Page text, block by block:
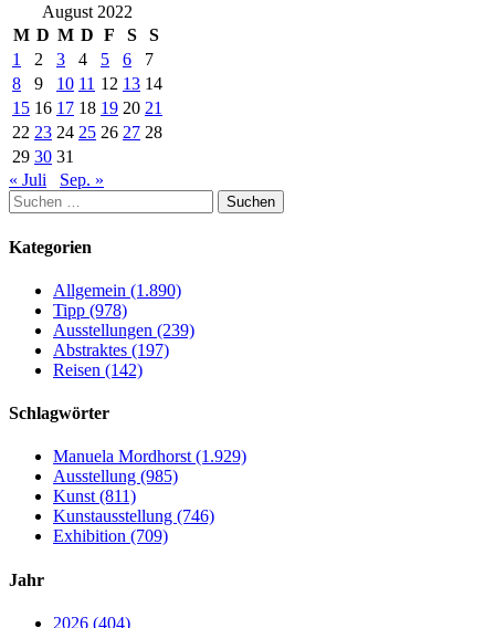
August 2022
M D M D F S
S
1
2 3 4 5 6
7
8
9 10 11 12 13 14
15 16 17 18 19 20 21
22 23 24 25 26 27 28
29 30 31
« Juli
Sep. »
Suchen
nach:
Kategorien
Allgemein (1.890)
Tipp (978)
Ausstellungen (239)
Abstraktes (197)
Reisen (142)
Schlagwörter
Manuela Mordhorst (1.929)
Ausstellung (985)
Kunst (811)
Kunstausstellung (746)
Exhibition (709)
Jahr
2026 (404)